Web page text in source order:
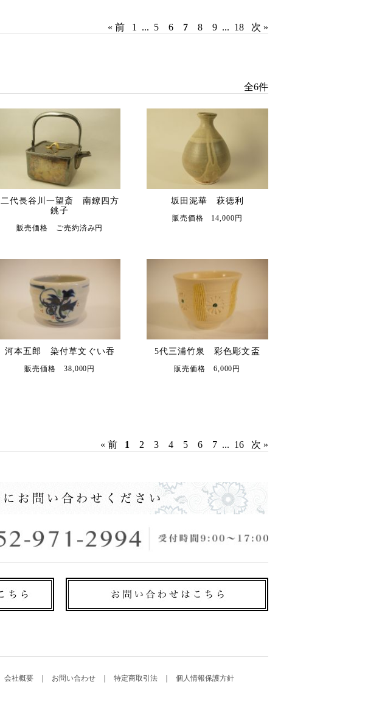
« 前 1 ... 5 6 7 8 9 ... 18 次 »
全6件
二代長谷川一望斎 南鐐四方
銚子
販売価格 ご売約済み円
坂田泥華 萩徳利
販売価格 14,000円
河本五郎 染付草文ぐい吞
販売価格 38,000円
5代三浦竹泉 彩色彫文盃
販売価格 6,000円
« 前 1 2 3 4 5 6 7 ... 16 次 »
会社概要 お問い合わせ 特定商取引法 個人情報保護方針